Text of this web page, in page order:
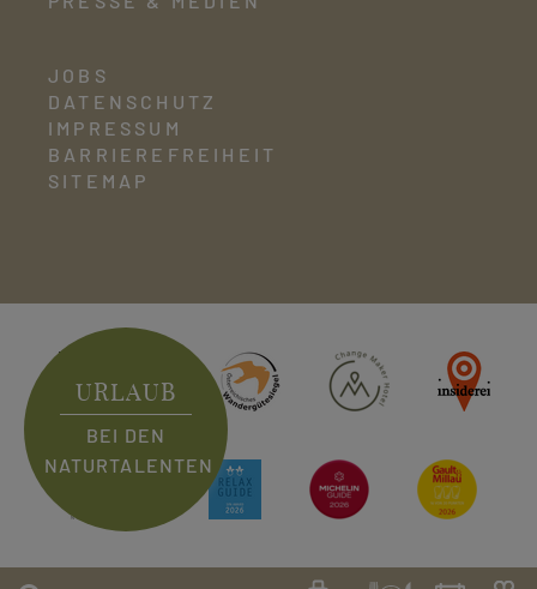
URLAUB
BEI DEN
NATURTALENTEN
JOBS
DATENSCHUTZ
IMPRESSUM
BARRIEREFREIHEIT
SITEMAP